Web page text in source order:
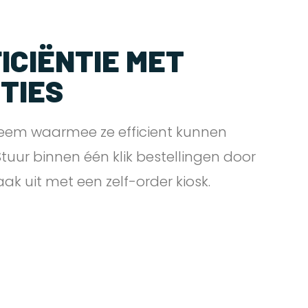
MET
waarmee ze efficient kunnen
binnen één klik bestellingen door
uit met een zelf-order kiosk.